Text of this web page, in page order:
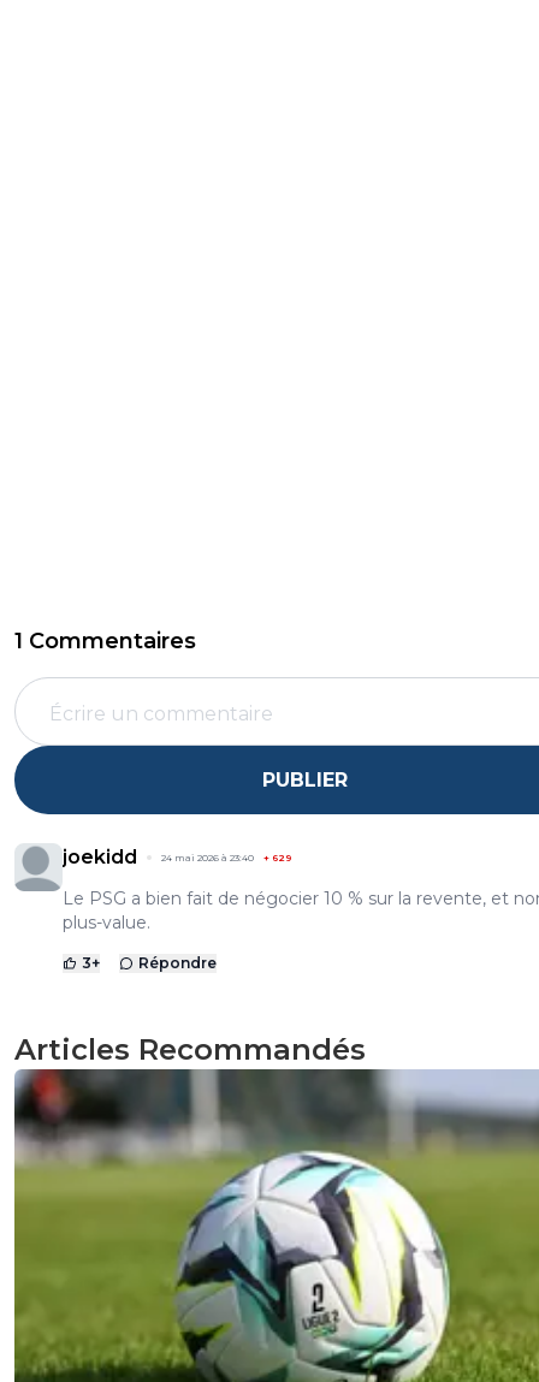
1 Commentaires
PUBLIER
joekidd 24 mai 2026 à 23:40 + 629
Le PSG a bien fait de négocier 10 % sur la revente, et
plus-value.
3+ Répondre
Articles Recommandés